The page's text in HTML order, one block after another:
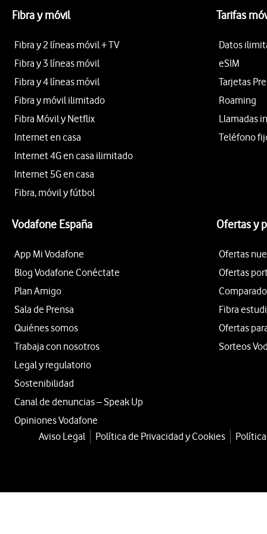
Fibra y móvil
Fibra y 2 líneas móvil + TV
Fibra y 3 líneas móvil
Fibra y 4 líneas móvil
Fibra y móvil ilimitado
Fibra Móvil y Netflix
Internet en casa
Internet 4G en casa ilimitado
Internet 5G en casa
Fibra, móvil y fútbol
Tarifas
Datos
eSIM
Tarjetas
Roaming
Llamadas
Teléfono
Vodafone España
App Mi Vodafone
Blog Vodafone Conéctate
Plan Amigo
Sala de Prensa
Quiénes somos
Trabaja con nosotros
Legal y regulatorio
Sostenibilidad
Canal de denuncias – Speak Up
Opiniones Vodafone
Ofertas y
Ofertas
Ofertas
Fibra
Ofertas
Sorteos
Aviso Legal Política de Privacidad y Cookies